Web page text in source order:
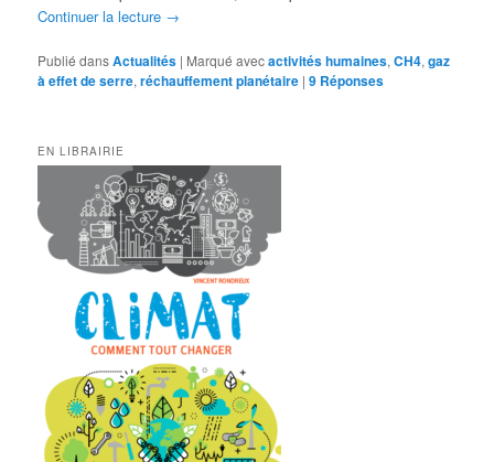
Continuer la lecture →
Publié dansActualités | Marqué avecactivités humaines,CH4,gaz
à effet de serre,réchauffement planétaire |9 Réponses
EN LIBRAIRIE